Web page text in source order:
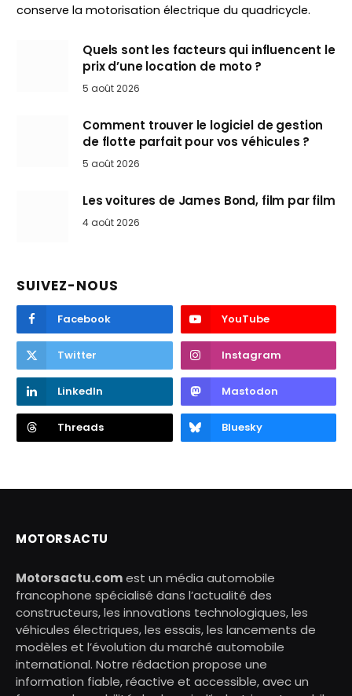
conserve la motorisation électrique du quadricycle.
Quels sont les facteurs qui influencent le
prix d’une location de moto ?
5 août 2026
Comment trouver le logiciel de gestion
de flotte parfait pour vos véhicules ?
5 août 2026
Les voitures de James Bond, film par film
4 août 2026
SUIVEZ-NOUS
Facebook YouTube
Twitter Instagram
LinkedIn Mastodon
Threads Bluesky
MOTORSACTU
Motorsactu.comest un média automobile
francophone spécialisé dans l’actualité des
constructeurs, les innovations technologiques, les
véhicules électriques, les essais, les lancements de
modèles et l’évolution du marché automobile
international. Notre rédaction propose une
information fiable, réactive et accessible, avec un